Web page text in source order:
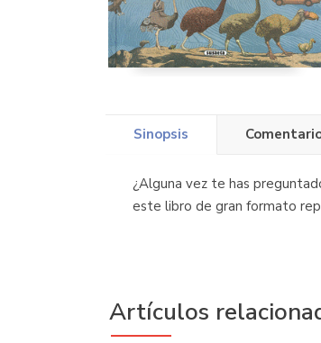
Sinopsis
¿Alguna vez te has
este libro de gran formato
Artículos